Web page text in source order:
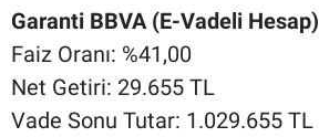
Garanti BBVA (E-Vadeli Hesap)
Faiz Oranı: %41,00
Net Getiri: 29.655 TL
Vade Sonu Tutar: 1.029.655 TL